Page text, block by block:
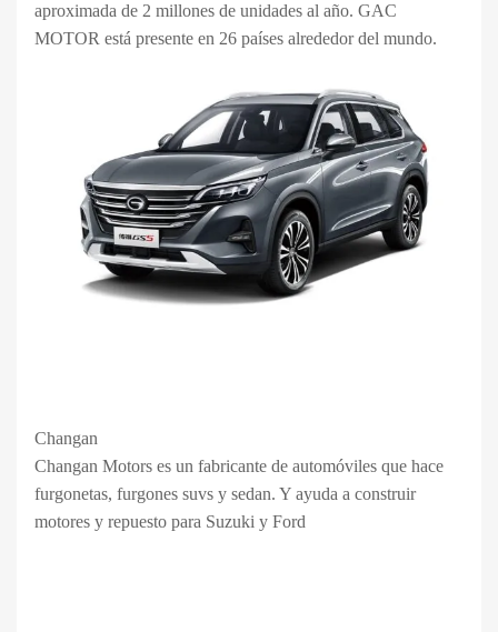
aproximada de 2 millones de unidades al año. GAC
MOTOR está presente en 26 países alrededor del mundo.
Changan
Changan Motors​​ es un fabricante de automóviles que hace
furgonetas, furgones suvs y sedan. Y ayuda a construir
motores y repuesto para Suzuki y Ford